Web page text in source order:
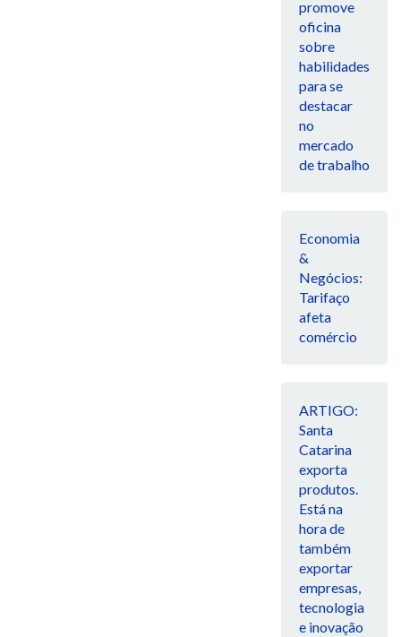
promove
oficina
sobre
habilidades
para se
destacar
no
mercado
de trabalho
Economia
&
Negócios:
Tarifaço
afeta
comércio
ARTIGO:
Santa
Catarina
exporta
produtos.
Está na
hora de
também
exportar
empresas,
tecnologia
e inovação